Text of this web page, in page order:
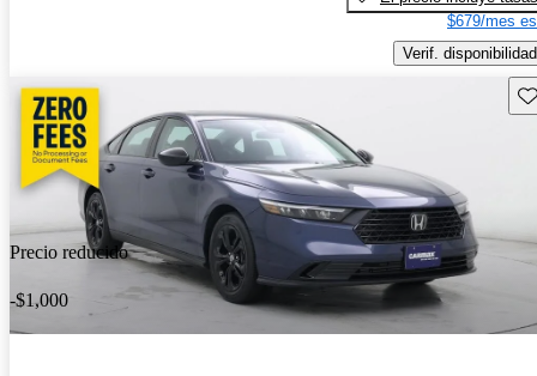
$679/mes
Verif. disponibilidad
Precio reducido
-$1,000